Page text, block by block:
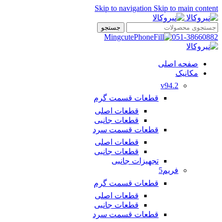
Skip to navigation Skip to main content
جستجو
051-38660882
صفحه اصلی
مکانیک
v94.2
قطعات قسمت گرم
قطعات اصلی
قطعات جانبی
قطعات قسمت سرد
قطعات اصلی
قطعات جانبی
تجهیزات جانبی
فریم5
قطعات قسمت گرم
قطعات اصلی
قطعات جانبی
قطعات قسمت سرد